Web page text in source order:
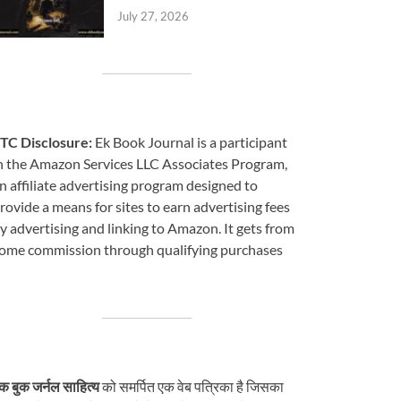
July 27, 2026
Disclosure: Ek Book Journal is a participant
the Amazon Services LLC Associates Program,
affiliate advertising program designed to
a means for sites to earn advertising fees
advertising and linking to Amazon. It gets from
commission through qualifying purchases
बुक जर्नल साहित्यको समर्पित एक वेब पत्रिका है जिसका